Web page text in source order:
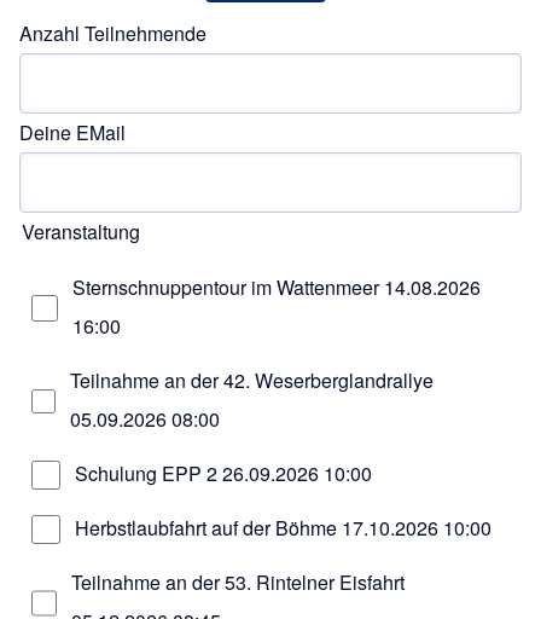
Anzahl Teilnehmende
Deine EMail
Veranstaltung
Sternschnuppentour im Wattenmeer 14.08.2026
16:00
Teilnahme an der 42. Weserberglandrallye
05.09.2026 08:00
Schulung EPP 226.09.2026 10:00
Herbstlaubfahrt auf der Böhme 17.10.2026 10:00
Teilnahme an der 53. Rintelner Eisfahrt